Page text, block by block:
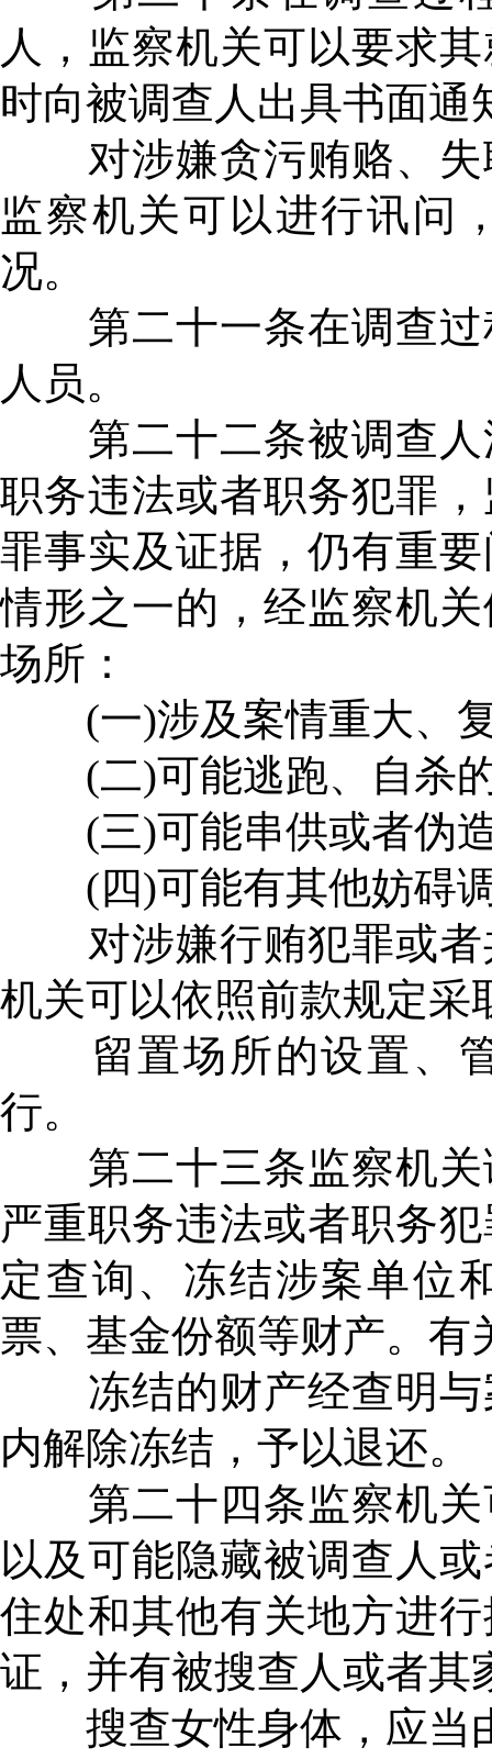
人，监察机关可以要求
时向被调查人出具书面通
对涉嫌贪污贿赂、失
监察机关可以进行讯问
况。
第二十一条在调查过
人员。
第二十二条被调查人
职务违法或者职务犯罪
罪事实及证据，仍有重
情形之一的，经监察机
场所：
(一)涉及案情重大、
(二)可能逃跑、自杀
(三)可能串供或者伪造
(四)可能有其他妨碍
对涉嫌行贿犯罪或者
机关可以依照前款规定采
留置场所的设置、管
行。
第二十三条监察机关
严重职务违法或者职务
定查询、冻结涉案单位
票、基金份额等财产。
冻结的财产经查明与
内解除冻结，予以退还。
第二十四条监察机关
以及可能隐藏被调查人
住处和其他有关地方进
证，并有被搜查人或者其
搜查女性身体，应当